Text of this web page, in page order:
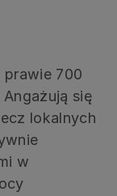
700
się
lokalnych
w